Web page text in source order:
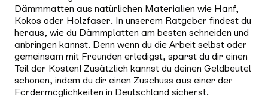
Dämmmatten aus natürlichen Materialien wie Hanf,
Kokos oder Holzfaser. In unserem Ratgeber findest du
heraus, wie du Dämmplatten am besten schneiden und
anbringen kannst. Denn wenn du die Arbeit selbst oder
gemeinsam mit Freunden erledigst, sparst du dir einen
Teil der Kosten! Zusätzlich kannst du deinen Geldbeutel
schonen, indem du dir einen Zuschuss aus einer der
Fördermöglichkeiten in Deutschland sicherst.